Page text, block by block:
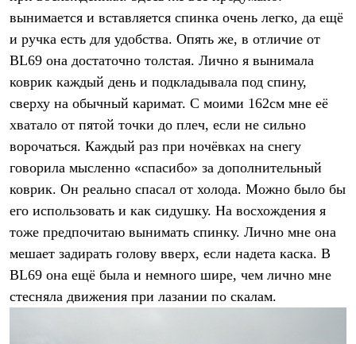
Где купить
вынимается и вставляется спинка очень легко, да ещё
и ручка есть для удобства. Опять же, в отличие от
BL69 она достаточно толстая. Лично я вынимала
коврик каждый день и подкладывала под спину,
сверху на обычный каримат. С моими 162см мне её
хватало от пятой точки до плеч, если не сильно
ворочаться. Каждый раз при ночёвках на снегу
говорила мысленно «спасибо» за дополнительный
коврик. Он реально спасал от холода. Можно было бы
его использовать и как сидушку. На восхождения я
тоже предпочитаю вынимать спинку. Лично мне она
мешает задирать голову вверх, если надета каска. В
BL69 она ещё была и немного шире, чем лично мне
стесняла движения при лазании по скалам.